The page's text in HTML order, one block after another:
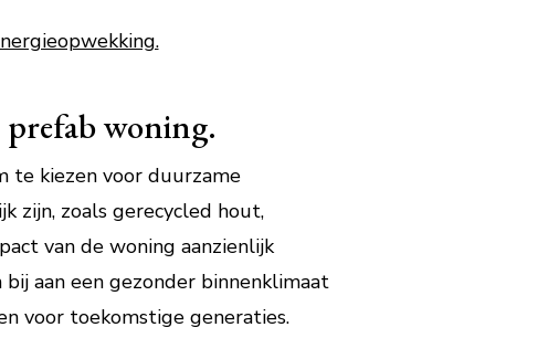
woning.
te kiezen voor duurzame
zijn, zoals gerecycled hout,
van de woning aanzienlijk
aan een gezonder binnenklimaat
voor toekomstige generaties.